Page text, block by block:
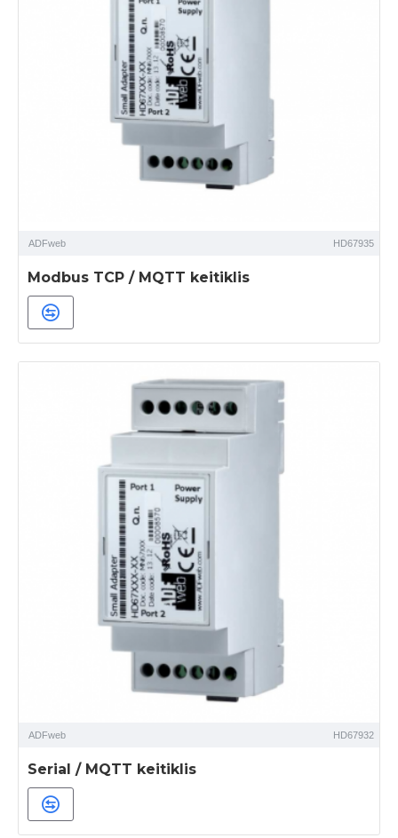
ADFweb HD67935
Modbus TCP / MQTT keitiklis
ADFweb HD67932
Serial / MQTT keitiklis